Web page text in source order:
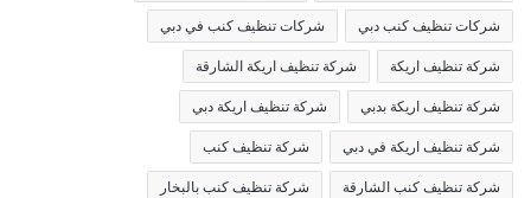
شركات تنظيف كنب دبي شركات تنظيف كنب في دبي
شركة تنظيف اريكة شركة تنظيف اريكة الشارقة
شركة تنظيف اريكة بدبي شركة تنظيف اريكة دبي
شركة تنظيف اريكة في دبي شركة تنظيف كنب
شركة تنظيف كنب الشارقة شركة تنظيف كنب بالبخار